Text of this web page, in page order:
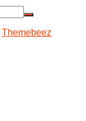
Themebeez